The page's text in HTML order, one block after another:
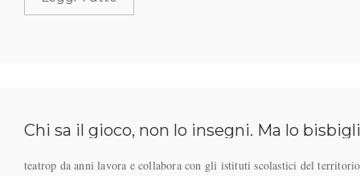
Chi sa il gioco, non lo insegni. Ma lo
teatrop da anni lavora e collabora con gli istituti scolastici del territorio